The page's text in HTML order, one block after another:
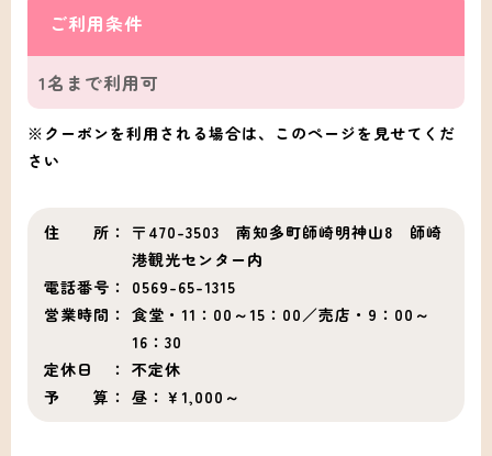
ご利用条件
1名まで利用可
※クーポンを利用される場合は、このページを見せてくだ
さい
住 所： 〒470-3503 南知多町師崎明神山8 師崎
港観光センター内
電話番号： 0569-65-1315
営業時間： 食堂・11：00～15：00／売店・9：00～
16：30
定休日 ： 不定休
予 算： 昼：￥1,000～